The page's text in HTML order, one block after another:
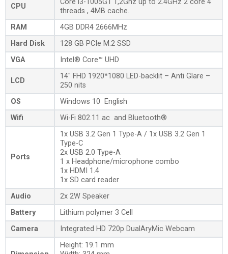
CPU
Core i3-1005G1 1,2Ghz up to 2.4GHz 2 core 4
threads , 4MB cache.
RAM
4GB DDR4 2666MHz
Hard Disk
128 GB PCIe M.2 SSD
VGA
Intel® Core™ UHD
LCD
14″ FHD 1920*1080 LED-backlit – Anti Glare –
250 nits
OS
Windows 10 English
Wifi
Wi-Fi 802.11 ac and Bluetooth®
Ports
1x USB 3.2 Gen 1 Type-A / 1x USB 3.2 Gen 1
Type-C
2x USB 2.0 Type-A
1 x Headphone/microphone combo
1x HDMI 1.4
1x SD card reader
Audio
2x 2W Speaker
Battery
Lithium polymer 3 Cell
Camera
Integrated HD 720p DualAryMic Webcam
Height: 19.1 mm